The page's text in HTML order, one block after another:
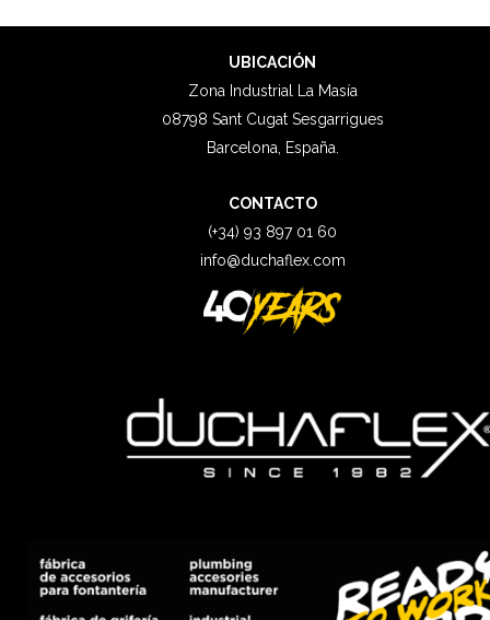
UBICACIÓN
Zona Industrial La Masía
08798 Sant Cugat Sesgarrigues
Barcelona, España.
CONTACTO
(+34) 93 897 01 60
info@duchaflex.com